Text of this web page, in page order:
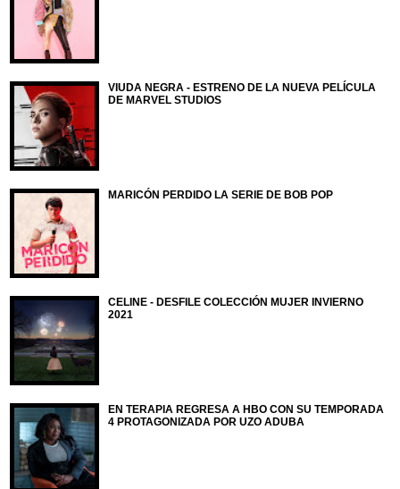
VIUDA NEGRA - ESTRENO DE LA NUEVA PELÍCULA
DE MARVEL STUDIOS
MARICÓN PERDIDO LA SERIE DE BOB POP
CELINE - DESFILE COLECCIÓN MUJER INVIERNO
2021
EN TERAPIA REGRESA A HBO CON SU TEMPORADA
4 PROTAGONIZADA POR UZO ADUBA